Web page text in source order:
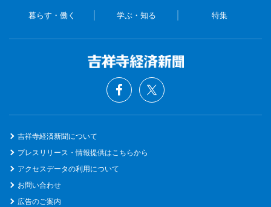
暮らす・働く 学ぶ・知る 特集
吉祥寺経済新聞について
プレスリリース・情報提供はこちらから
アクセスデータの利用について
お問い合わせ
広告のご案内